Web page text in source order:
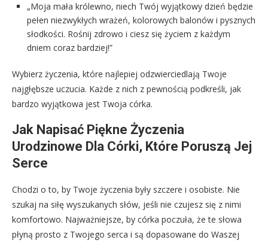
„Moja mała królewno, niech Twój wyjątkowy dzień będzie
pełen niezwykłych wrażeń, kolorowych balonów i pysznych
słodkości. Rośnij zdrowo i ciesz się życiem z każdym
dniem coraz bardziej!”
Wybierz życzenia, które najlepiej odzwierciedlają Twoje
najgłębsze uczucia. Każde z nich z pewnością podkreśli, jak
bardzo wyjątkowa jest Twoja córka.
Jak Napisać Piękne Życzenia
Urodzinowe Dla Córki, Które Poruszą Jej
Serce
Chodzi o to, by Twoje życzenia były szczere i osobiste. Nie
szukaj na siłę wyszukanych słów, jeśli nie czujesz się z nimi
komfortowo. Najważniejsze, by córka poczuła, że te słowa
płyną prosto z Twojego serca i są dopasowane do Waszej